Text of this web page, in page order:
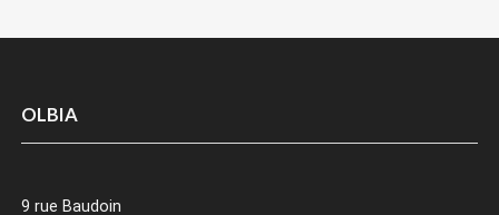
OLBIA
9 rue Baudoin